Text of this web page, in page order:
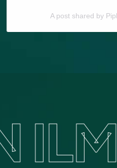
A post shared by